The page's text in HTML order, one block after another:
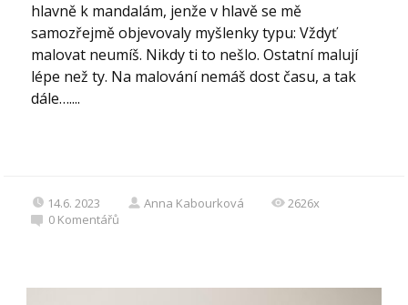
hlavně k mandalám, jenže v hlavě se mě
samozřejmě objevovaly myšlenky typu: Vždyť
malovat neumíš. Nikdy ti to nešlo. Ostatní malují
lépe než ty. Na malování nemáš dost času, a tak
dále…....
14.6. 2023 Anna Kabourková
2626x
0 Komentářů